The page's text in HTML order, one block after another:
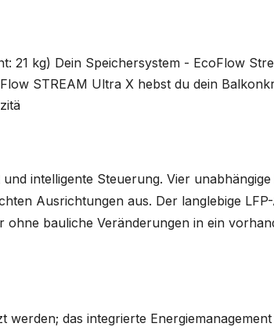
21 kg) Dein Speichersystem - EcoFlow
STREAM Ultra X hebst du dein
intelligente Steuerung. Vier
Ausrichtungen aus. Der langlebige
bauliche Veränderungen in ein
das integrierte